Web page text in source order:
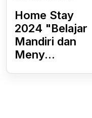
Home Stay
2024 "Belajar
Mandiri dan
Meny...